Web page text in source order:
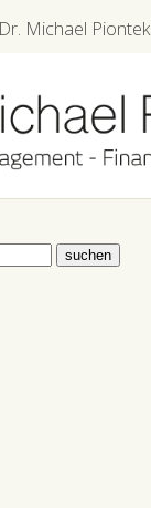
Dr. Michael Piontek